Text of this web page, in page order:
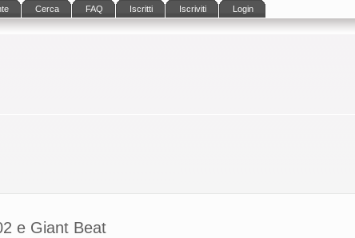
Cerca FAQ Iscritti Iscriviti Login
e Giant Beat